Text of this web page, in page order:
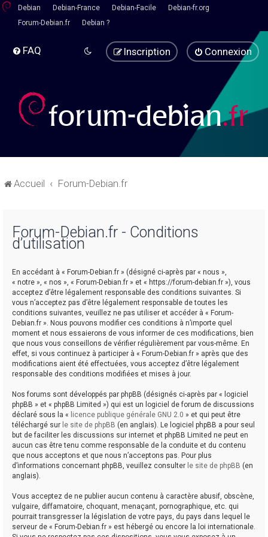
Debian Debian-France Debian-Facile
Debian-fr.org
Forum-Debian.fr
Debian ?
FAQ Connexion
Inscription
Accueil Forum-Debian.fr
Forum-Debian.fr - Conditions
d’utilisation
En accédant à « Forum-Debian.fr » (désigné ci-après par « nous »,
« notre », « nos », « Forum-Debian.fr » et « https://forum-debian.fr »), vous
acceptez d’être légalement responsable des conditions suivantes. Si
vous n’acceptez pas d’être légalement responsable de toutes les
conditions suivantes, veuillez ne pas utiliser et accéder à « Forum-
Debian.fr ». Nous pouvons modifier ces conditions à n’importe quel
moment et nous essaierons de vous informer de ces modifications, bien
que nous vous conseillons de vérifier régulièrement par vous-même. En
effet, si vous continuez à participer à « Forum-Debian.fr » après que des
modifications aient été effectuées, vous acceptez d’être légalement
responsable des conditions modifiées et mises à jour.
Nos forums sont développés par phpBB (désignés ci-après par « logiciel
phpBB » et « phpBB Limited ») qui est un logiciel de forum de discussions
déclaré sous la « licence publique générale GNU 2.0 » et qui peut être
téléchargé sur le site de phpBB (en anglais). Le logiciel phpBB a pour seul
but de faciliter les discussions sur internet et phpBB Limited ne peut en
aucun cas être tenu comme responsable de la conduite et du contenu
que nous acceptons et que nous n’acceptons pas. Pour plus
d’informations concernant phpBB, veuillez consulter le site de phpBB (en
anglais).
Vous acceptez de ne publier aucun contenu à caractère abusif, obscène,
vulgaire, diffamatoire, choquant, menaçant, pornographique, etc. qui
pourrait transgresser la législation de votre pays, du pays dans lequel le
serveur de « Forum-Debian.fr » est hébergé ou encore la loi internationale.